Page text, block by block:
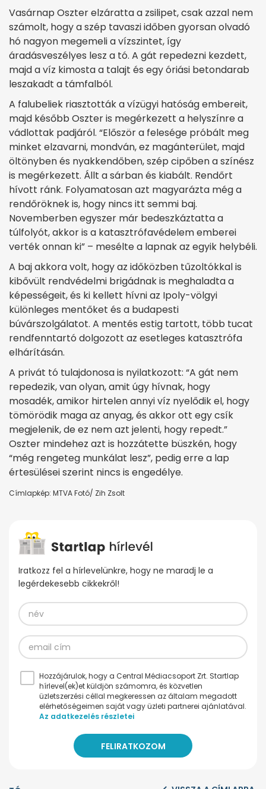
Vasárnap Oszter elzáratta a zsilipet, csak azzal nem
számolt, hogy a szép tavaszi időben gyorsan olvadó
hó nagyon megemeli a vízszintet, így
áradásveszélyes lesz a tó. A gát repedezni kezdett,
majd a víz kimosta a talajt és egy óriási betondarab
leszakadt a támfalból.
A falubeliek riasztották a vízügyi hatóság embereit,
majd később Oszter is megérkezett a helyszínre a
vádlottak padjáról. “Először a felesége próbált meg
minket elzavarni, mondván, ez magánterület, majd
öltönyben és nyakkendőben, szép cipőben a színész
is megérkezett. Állt a sárban és kiabált. Rendőrt
hívott ránk. Folyamatosan azt magyarázta még a
rendőröknek is, hogy nincs itt semmi baj.
Novemberben egyszer már bedeszkáztatta a
túlfolyót, akkor is a katasztrófavédelem emberei
verték onnan ki” – mesélte a lapnak az egyik helybéli.
A baj akkora volt, hogy az időközben tűzoltókkal is
kibővült rendvédelmi brigádnak is meghaladta a
képességeit, és ki kellett hívni az Ipoly-völgyi
különleges mentőket és a budapesti
búvárszolgálatot. A mentés estig tartott, több tucat
rendfenntartó dolgozott az esetleges katasztrófa
elhárításán.
A privát tó tulajdonosa is nyilatkozott: “A gát nem
repedezik, van olyan, amit úgy hívnak, hogy
mosadék, amikor hirtelen annyi víz nyelődik el, hogy
tömörödik maga az anyag, és akkor ott egy csík
megjelenik, de ez nem azt jelenti, hogy repedt.”
Oszter mindehez azt is hozzátette büszkén, hogy
“még rengeteg munkálat lesz”, pedig erre a lap
értesülései szerint nincs is engedélye.
Címlapkép: MTVA Fotó/ Zih Zsolt
Iratkozz fel a hírlevelünkre, hogy ne maradj le a
legérdekesebb cikkekről!
Hozzájárulok, hogy a Central Médiacsoport Zrt. Startlap
hírlevel(ek)et küldjön számomra, és közvetlen
üzletszerzési céllal megkeressen az általam megadott
elérhetőségeimen saját vagy üzleti partnerei ajánlatával.
Az adatkezelés részletei